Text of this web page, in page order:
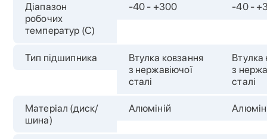
Діапазон
робочих
температур (С)
-40 - +300 -40 -
Тип підшипника
Втулка ковзання
з нержавіючої
сталі
Втулка
з
сталі
Матеріал (диск/
шина)
Алюміній